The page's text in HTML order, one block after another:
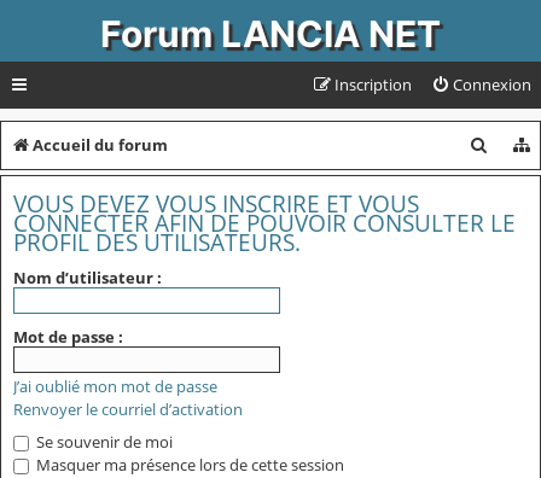
Forum LANCIA NET
Connexion
Inscription
Accueil du forum
e
c
VOUS DEVEZ VOUS INSCRIRE ET VOUS
CONNECTER AFIN DE POUVOIR CONSULTER LE
PROFIL DES UTILISATEURS.
Nom d’utilisateur :
Mot de passe :
J’ai oublié mon mot de passe
Renvoyer le courriel d’activation
Se souvenir de moi
Masquer ma présence lors de cette session